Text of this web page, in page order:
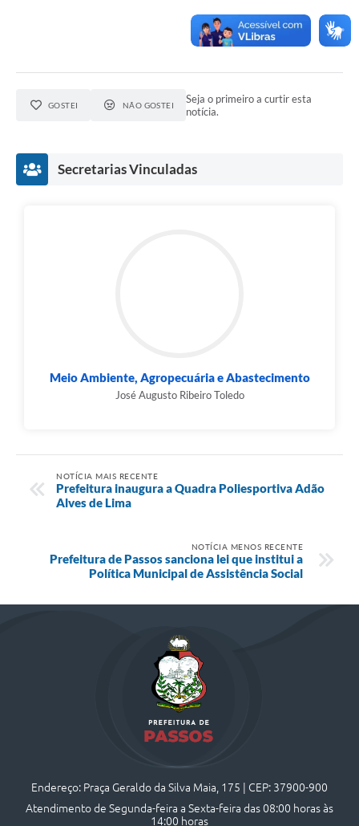
GOSTEI NÃO GOSTEI
Seja o primeiro a curtir esta
notícia.
Secretarias Vinculadas
Meio Ambiente, Agropecuária e Abastecimento
José Augusto Ribeiro Toledo
NOTÍCIA MAIS RECENTE
Prefeitura inaugura a Quadra Poliesportiva Adão
Alves de Lima
NOTÍCIA MENOS RECENTE
Prefeitura de Passos sanciona lei que institui a
Política Municipal de Assistência Social
Endereço: Praça Geraldo da Silva Maia, 175 | CEP: 37900-900
Atendimento de Segunda-feira a Sexta-feira das 08:00 horas às
14:00 horas